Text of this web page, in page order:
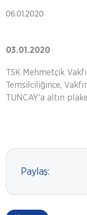
06.01.2020
03.01.2020
TSK Mehmetçik
Temsilciliğince,
TUNCAY'a altın
Paylaş: